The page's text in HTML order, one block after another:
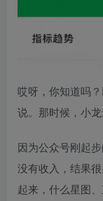
哎呀，你知道吗
说。那时候，小龙
因为公众号刚起
没有收入，结果
起来，什么星图